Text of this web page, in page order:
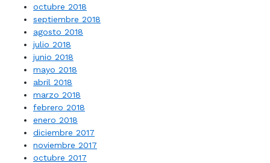
octubre 2018
septiembre 2018
agosto 2018
julio 2018
junio 2018
mayo 2018
abril 2018
marzo 2018
febrero 2018
enero 2018
diciembre 2017
noviembre 2017
octubre 2017